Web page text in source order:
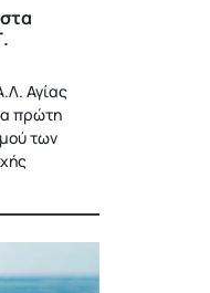
Αγίας
πρώτη
των